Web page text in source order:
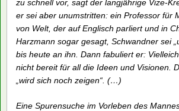
zu schnell vor, sagt der langjährige Vize-
er sei aber unumstritten: ein Professor für
von Welt, der auf Englisch parliert und in
Harzmann sogar gesagt, Schwandner sei
bis heute an ihn. Dann fabuliert er:
nicht bereit für all die Ideen und Visionen.
„wird sich noch zeigen“. (…)
Eine Spurensuche im Vorleben des